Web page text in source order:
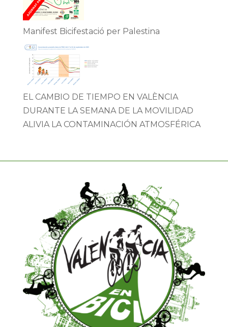
Manifest Bicifestació per Palestina
EL CAMBIO DE TIEMPO EN VALÈNCIA
DURANTE LA SEMANA DE LA MOVILIDAD
ALIVIA LA CONTAMINACIÓN ATMOSFÉRICA